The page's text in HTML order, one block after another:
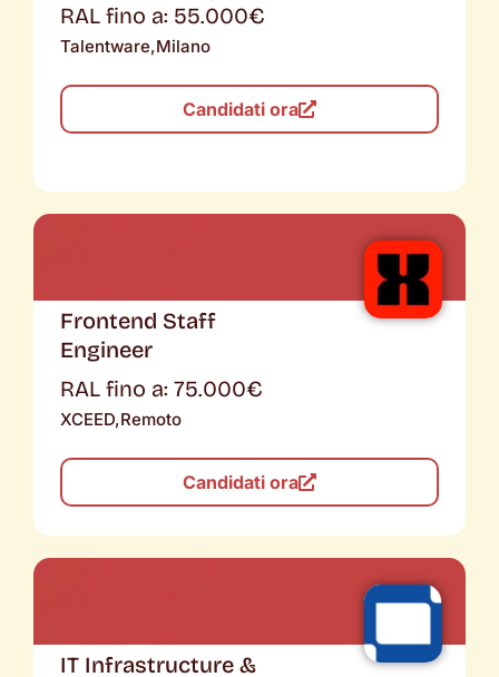
RAL fino a: 55.000€
Talentware,Milano
Candidati ora
Frontend Staff
Engineer
RAL fino a: 75.000€
XCEED,Remoto
Candidati ora
IT Infrastructure &